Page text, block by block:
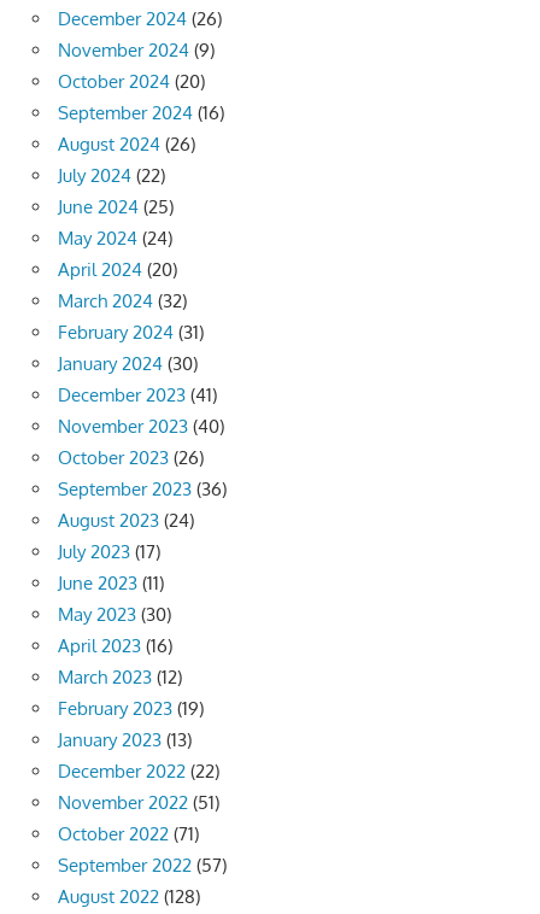
December 2024 (26)
November 2024 (9)
October 2024 (20)
September 2024 (16)
August 2024 (26)
July 2024 (22)
June 2024 (25)
May 2024 (24)
April 2024 (20)
March 2024 (32)
February 2024 (31)
January 2024 (30)
December 2023 (41)
November 2023 (40)
October 2023 (26)
September 2023 (36)
August 2023 (24)
July 2023 (17)
June 2023 (11)
May 2023 (30)
April 2023 (16)
March 2023 (12)
February 2023 (19)
January 2023 (13)
December 2022 (22)
November 2022 (51)
October 2022 (71)
September 2022 (57)
August 2022 (128)